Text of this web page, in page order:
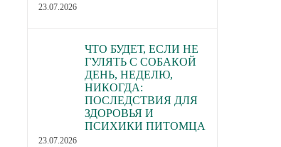
23.07.2026
ЧТО БУДЕТ, ЕСЛИ НЕ
ГУЛЯТЬ С СОБАКОЙ
ДЕНЬ, НЕДЕЛЮ,
НИКОГДА:
ПОСЛЕДСТВИЯ ДЛЯ
ЗДОРОВЬЯ И
ПСИХИКИ ПИТОМЦА
23.07.2026